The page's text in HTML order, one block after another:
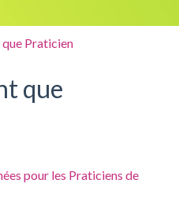
Praticien
que
pour les Praticiens de